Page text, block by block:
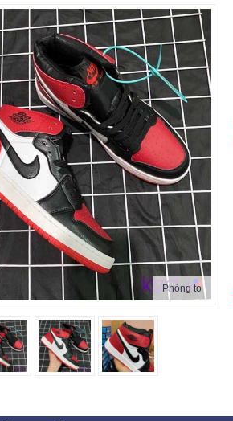
Phóng to